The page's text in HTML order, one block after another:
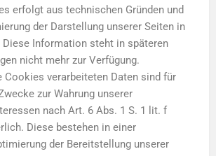
erfolgt aus technischen Gründen und
der Darstellung unserer Seiten in
Diese Information steht in späteren
nicht mehr zur Verfügung.
Cookies verarbeiteten Daten sind für
zur Wahrung unserer
nach Art. 6 Abs. 1 S. 1 lit. f
Diese bestehen in einer
der Bereitstellung unserer